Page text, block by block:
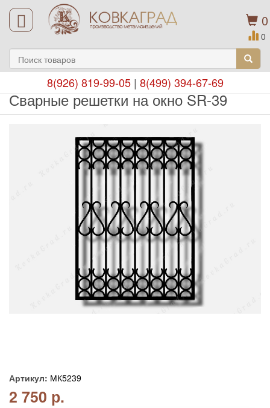
0
0
8(926) 819-99-05| 8(499) 394-67-69
Сварные решетки на окно SR-39
Артикул: МК5239
2 750 р.